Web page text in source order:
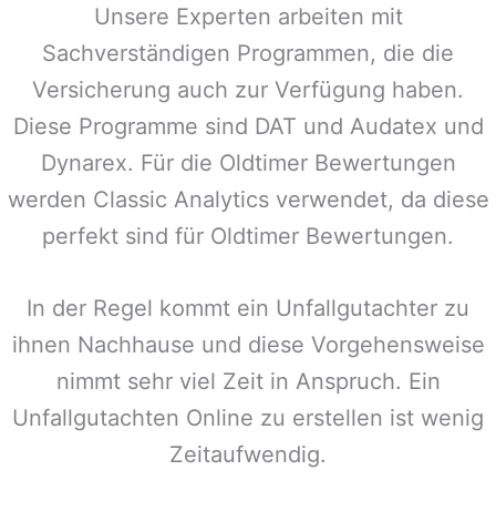
Unsere Experten arbeiten mit
Sachverständigen Programmen, die die
Versicherung auch zur Verfügung haben.
Diese Programme sind DAT und Audatex und
Dynarex. Für die Oldtimer Bewertungen
werden Classic Analytics verwendet, da diese
perfekt sind für Oldtimer Bewertungen.
In der Regel kommt ein Unfallgutachter zu
ihnen Nachhause und diese Vorgehensweise
nimmt sehr viel Zeit in Anspruch. Ein
Unfallgutachten Online zu erstellen ist wenig
Zeitaufwendig.